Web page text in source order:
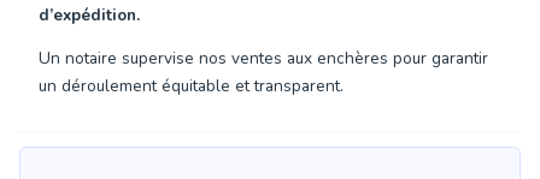
d’expédition.
Un notaire supervise nos ventes aux enchères pour garantir
un déroulement équitable et transparent.